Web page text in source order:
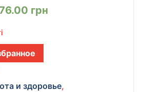
грн
и здоровье,